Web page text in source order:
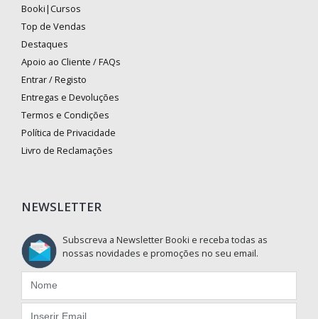
Booki|Cursos
Top de Vendas
Destaques
Apoio ao Cliente / FAQs
Entrar / Registo
Entregas e Devoluções
Termos e Condições
Política de Privacidade
Livro de Reclamações
NEWSLETTER
Subscreva a Newsletter Booki e receba todas as
nossas novidades e promoções no seu email.